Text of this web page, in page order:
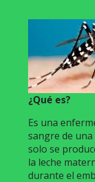
¿Qué es?
Es una
sangre de
solo se
la leche
durante el